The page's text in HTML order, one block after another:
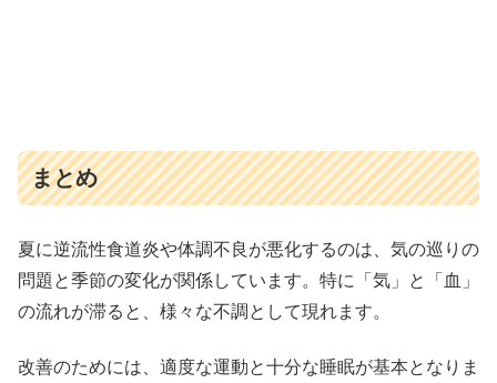
まとめ
夏に逆流性食道炎や体調不良が悪化するのは、気の巡りの
問題と季節の変化が関係しています。特に「気」と「血」
の流れが滞ると、様々な不調として現れます。
改善のためには、適度な運動と十分な睡眠が基本となりま